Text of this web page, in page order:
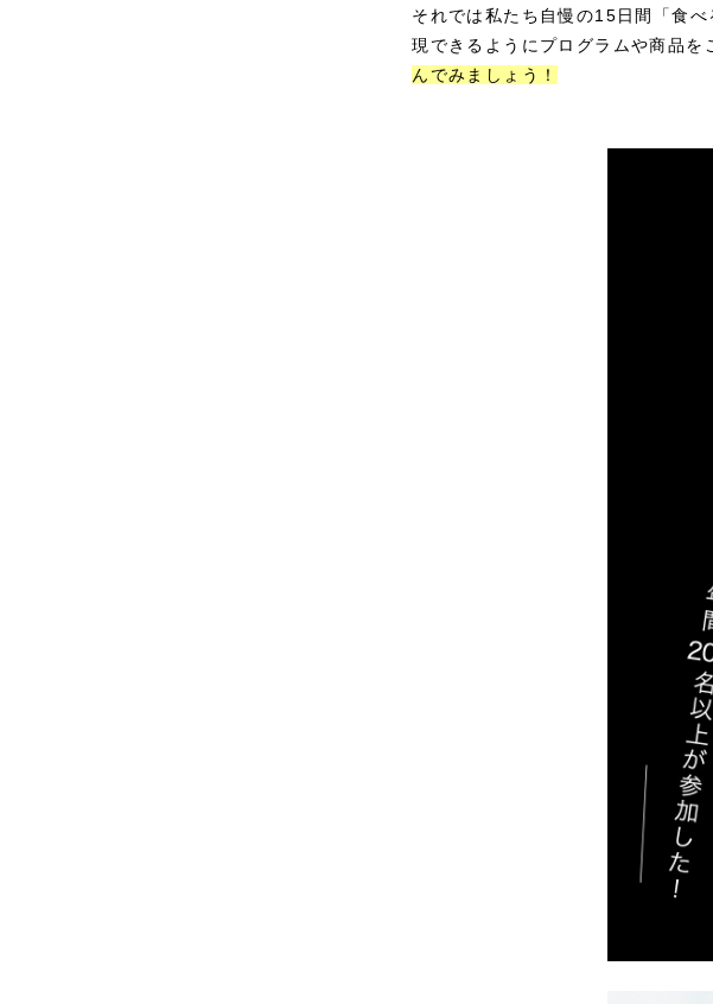
それでは私たち自慢の15日間「食
現できるようにプログラムや商品を
んでみましょう！